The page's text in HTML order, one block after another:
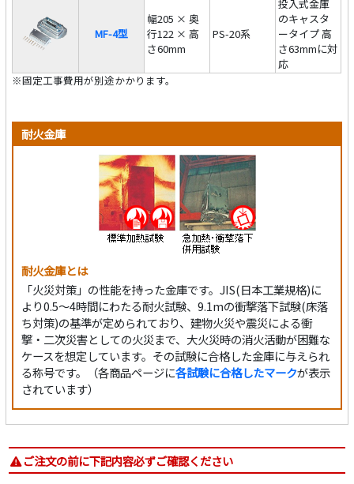
MF-4型
幅205 × 奥
行122 × 高
さ60mm
PS-20系
投入式金庫
のキャスタ
ータイプ 高
さ63mmに対
応
※固定工事費用が別途かかります。
耐火金庫
耐火金庫とは
「火災対策」の性能を持った金庫です。JIS(日本工業規格)に
より0.5～4時間にわたる耐火試験、9.1mの衝撃落下試験(床落
ち対策)の基準が定められており、建物火災や震災による衝
撃・二次災害としての火災まで、大火災時の消火活動が困難な
ケースを想定しています。その試験に合格した金庫に与えられ
る称号です。（各商品ページに各試験に合格したマークが表示
されています）
ご注文の前に下記内容必ずご確認ください